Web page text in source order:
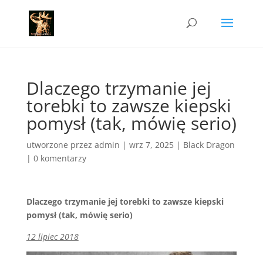
Dlaczego trzymanie jej
torebki to zawsze kiepski
pomysł (tak, mówię serio)
utworzone przez admin | wrz 7, 2025| Black Dragon
| 0 komentarzy
Dlaczego trzymanie jej torebki to zawsze kiepski
pomysł (tak, mówię serio)
12 lipiec 2018